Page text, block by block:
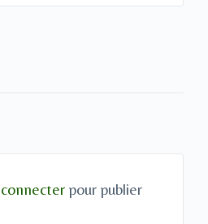
pour publier